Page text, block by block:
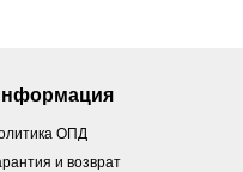
ОПД
и возврат